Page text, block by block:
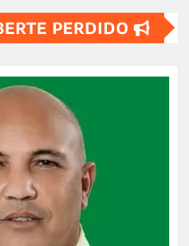
PERDIDO